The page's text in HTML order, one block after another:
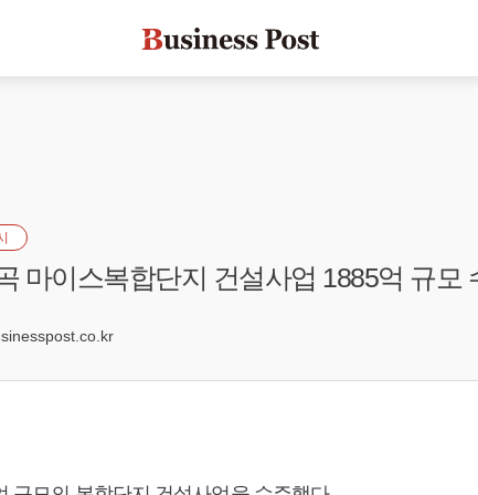
마이스복합단지 건설사업 1885억 규모